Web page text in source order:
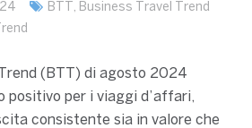
BTT
Business Travel Trend
(BTT) di agosto 2024
positivo per i viaggi d’affari,
consistente sia in valore che